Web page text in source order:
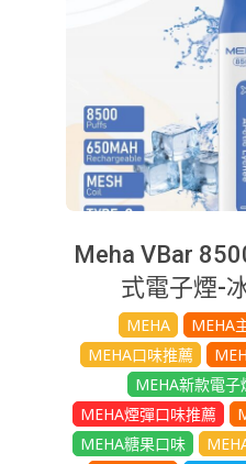
Meha VBar
式電子煙-
08-
20
MEHA MEHA
MEHA口味推薦
MEHA新款電子
MEHA煙彈口味推薦
MEHA糖果口味